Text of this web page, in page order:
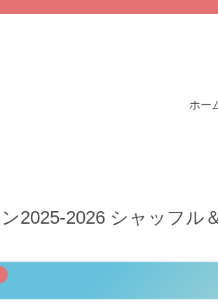
ホー
2025-2026 シャッフル